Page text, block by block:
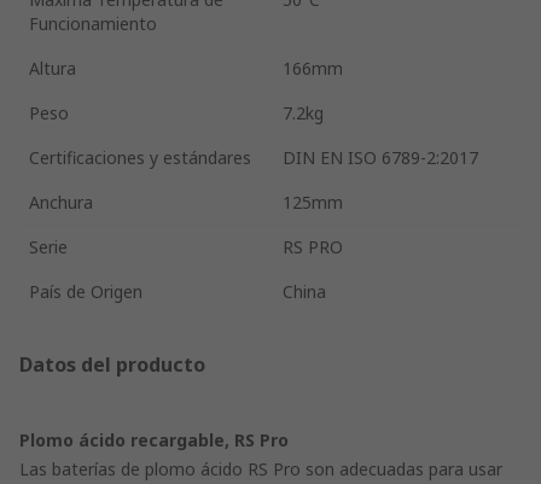
Funcionamiento
Altura
166mm
Peso
7.2kg
Certificaciones y estándares
DIN EN ISO 6789-2:2017
Anchura
125mm
Serie
RS PRO
País de Origen
China
Datos del producto
Plomo ácido recargable, RS Pro
Las baterías de plomo ácido RS Pro son adecuadas para usar